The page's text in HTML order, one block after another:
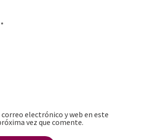
*
electrónico y web en este
vez que comente.